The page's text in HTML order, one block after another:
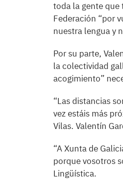
toda la gente que
Federación “por
nuestra lengua y
Por su parte,
la colectividad
acogimiento”
“Las distancias
vez estáis más
Vilas. Valentín
“A Xunta de
porque vosotros
Lingüística.